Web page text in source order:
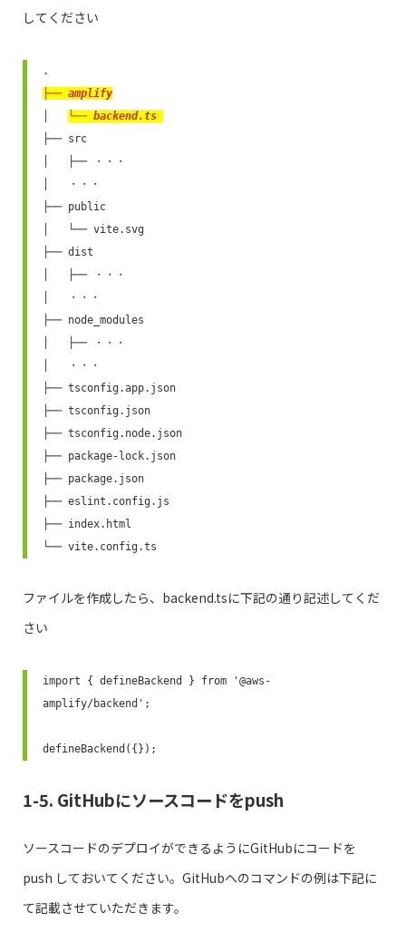
してください
├── amplify
└── backend.ts
├── src
│   ├── ・・・
│   ・・・
├── public
│   └── vite.svg
├── dist
│   ├── ・・・
│   ・・・
├── node_modules
│   ├── ・・・
│   ・・・
├── tsconfig.app.json
├── tsconfig.json
├── tsconfig.node.json
├── package-lock.json
├── package.json
├── eslint.config.js
├── index.html
└── vite.config.ts
ファイルを作成したら、backend.tsに下記の通り記述してくだ
さい
import { defineBackend } from '@aws-
amplify/backend';
defineBackend({});
1-5. GitHubにソースコードをpush
ソースコードのデプロイができるようにGitHubにコードを
push しておいてください。GitHubへのコマンドの例は下記に
て記載させていただきます。